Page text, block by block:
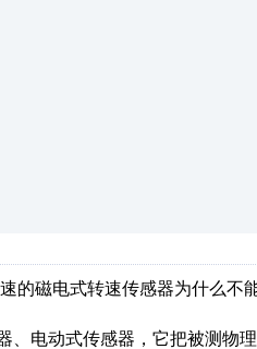
的磁电式转速传感器为什么不
、电动式传感器，它把被测